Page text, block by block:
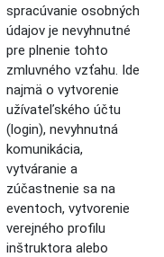
spracúvanie osobných
údajov je nevyhnutné
pre plnenie tohto
zmluvného vzťahu. Ide
najmä o vytvorenie
užívateľského účtu
(login), nevyhnutná
komunikácia,
vytváranie a
zúčastnenie sa na
eventoch, vytvorenie
verejného profilu
inštruktora alebo